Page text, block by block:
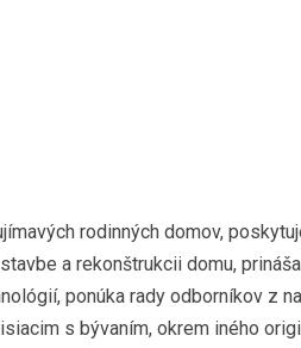
rodinných domov,
a rekonštrukcii domu,
ponúka rady odborníkov z
s bývaním, okrem iného